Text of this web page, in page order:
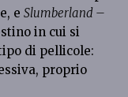
eSlumberland –
in cui si
di pellicole:
proprio